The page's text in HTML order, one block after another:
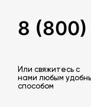
8
Или свяжитесь c
нами любым
способом